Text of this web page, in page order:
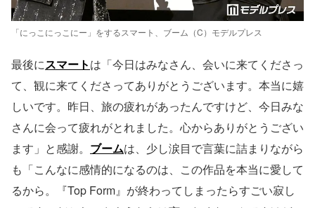
「にっこにっこにー」をするスマート、ブーム（C）モデルプレス
最後にスマートは「今日はみなさん、会いに来てくださっ
て、観に来てくださってありがとうございます。本当に嬉
しいです。昨日、旅の疲れがあったんですけど、今日みな
さんに会って疲れがとれました。心からありがとうござい
ます」と感謝。 ブームは、少し涙目で言葉に詰まりながら
も「こんなに感情的になるのは、この作品を本当に愛して
るから。『Top Form』が終わってしまったらすごい寂し